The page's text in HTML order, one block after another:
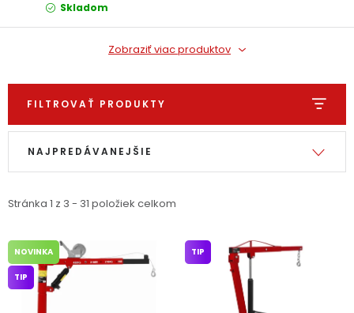
Obchodné podmienky Reklamačný poriadok
Podmienky ochrany osobných údajov
Přihlášení Registrace
Skladom
Zobraziť viac produktov
FILTROVAŤ PRODUKTY
Výpis produktov
Stránka 1 z 3 - 31 položiek celkom
Radenie produktov
NAJPREDÁVANEJŠIE
NOVINKA
TIP
TIP